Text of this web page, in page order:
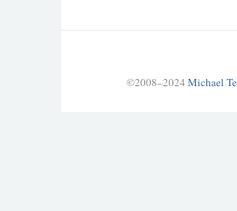
©2008–2024 Michael